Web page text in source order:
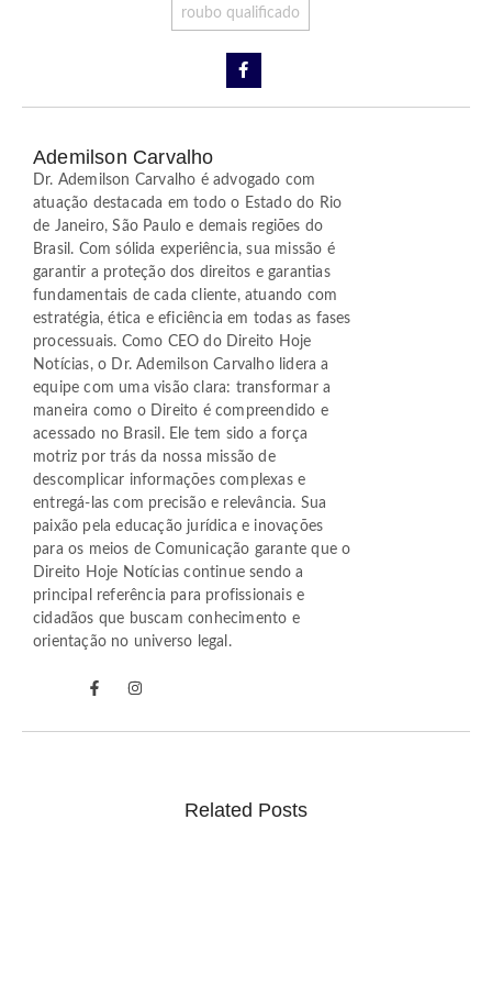
roubo qualificado
Ademilson Carvalho
Dr. Ademilson Carvalho é advogado com
atuação destacada em todo o Estado do Rio
de Janeiro, São Paulo e demais regiões do
Brasil. Com sólida experiência, sua missão é
garantir a proteção dos direitos e garantias
fundamentais de cada cliente, atuando com
estratégia, ética e eficiência em todas as fases
processuais. Como CEO do Direito Hoje
Notícias, o Dr. Ademilson Carvalho lidera a
equipe com uma visão clara: transformar a
maneira como o Direito é compreendido e
acessado no Brasil. Ele tem sido a força
motriz por trás da nossa missão de
descomplicar informações complexas e
entregá-las com precisão e relevância. Sua
paixão pela educação jurídica e inovações
para os meios de Comunicação garante que o
Direito Hoje Notícias continue sendo a
principal referência para profissionais e
cidadãos que buscam conhecimento e
orientação no universo legal.
Related Posts